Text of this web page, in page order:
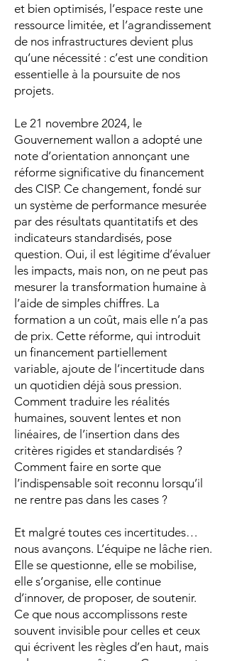
et bien optimisés, l’espace reste une
ressource limitée, et l’agrandissement
de nos infrastructures devient plus
qu’une nécessité : c’est une condition
essentielle à la poursuite de nos
projets.
Le 21 novembre 2024, le
Gouvernement wallon a adopté une
note d’orientation annonçant une
réforme significative du financement
des CISP. Ce changement, fondé sur
un système de performance mesurée
par des résultats quantitatifs et des
indicateurs standardisés, pose
question. Oui, il est légitime d’évaluer
les impacts, mais non, on ne peut pas
mesurer la transformation humaine à
l’aide de simples chiffres. La
formation a un coût, mais elle n’a pas
de prix. Cette réforme, qui introduit
un financement partiellement
variable, ajoute de l’incertitude dans
un quotidien déjà sous pression.
Comment traduire les réalités
humaines, souvent lentes et non
linéaires, de l’insertion dans des
critères rigides et standardisés ?
Comment faire en sorte que
l’indispensable soit reconnu lorsqu’il
ne rentre pas dans les cases ?
Et malgré toutes ces incertitudes…
nous avançons. L’équipe ne lâche rien.
Elle se questionne, elle se mobilise,
elle s’organise, elle continue
d’innover, de proposer, de soutenir.
Ce que nous accomplissons reste
souvent invisible pour celles et ceux
qui écrivent les règles d’en haut, mais